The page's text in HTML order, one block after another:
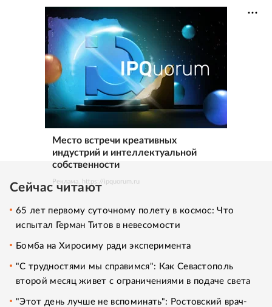
Место встречи креативных
индустрий и интеллектуальной
собственности
Реклама. https://ipquorum.ru
Сейчас читают
65 лет первому суточному полету в космос: Что
испытал Герман Титов в невесомости
Бомба на Хиросиму ради эксперимента
"С трудностями мы справимся": Как Севастополь
второй месяц живет с ограничениями в подаче света
"Этот день лучше не вспоминать": Ростовский врач-